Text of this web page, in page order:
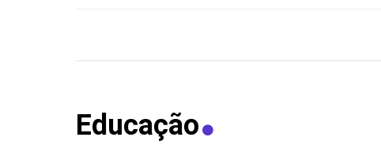
Educação